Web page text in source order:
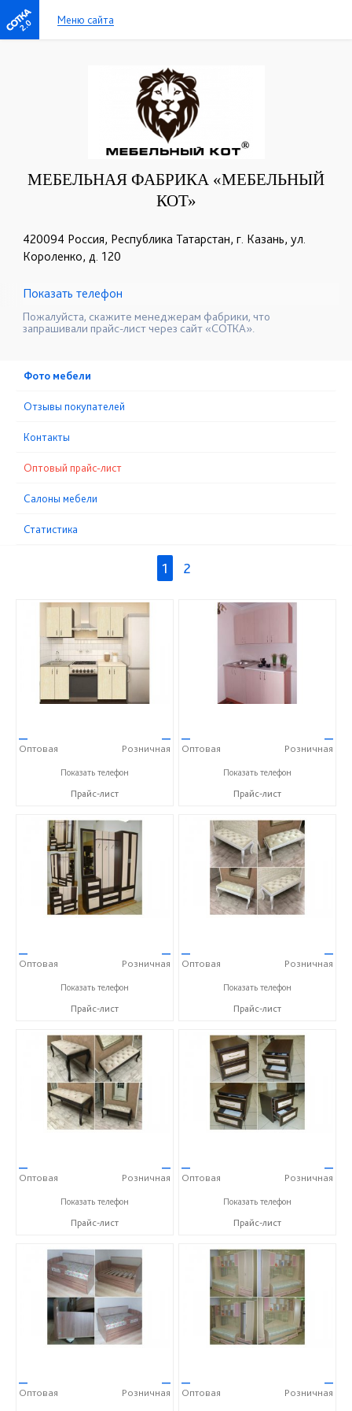
2.0 Меню сайта
МЕБЕЛЬНАЯ ФАБРИКА «МЕБЕЛЬНЫЙ
КОТ»
420094 Россия, Республика Татарстан, г. Казань, ул.
Короленко, д. 120
☎+7 (8432) 59-49-97
Показать телефон
Пожалуйста, скажите менеджерам фабрики, что
запрашивали прайс-лист через сайт «СОТКА».
Фото мебели
Отзывы покупателей
Контакты
Оптовый прайс-лист
Cалоны мебели
Статистика
1 2
—
Оптовая
—
Розничная
+7 (8432) 59-49-97
Показать телефон
Прайс-лист
—
Оптовая
—
Розничная
+7 (8432) 59-49-97
Показать телефон
Прайс-лист
—
Оптовая
—
Розничная
+7 (8432) 59-49-97
Показать телефон
Прайс-лист
—
Оптовая
—
Розничная
+7 (8432) 59-49-97
Показать телефон
Прайс-лист
—
Оптовая
—
Розничная
+7 (8432) 59-49-97
Показать телефон
Прайс-лист
—
Оптовая
—
Розничная
+7 (8432) 59-49-97
Показать телефон
Прайс-лист
—
Оптовая
—
Розничная
—
Оптовая
—
Розничная